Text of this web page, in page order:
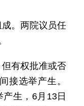
。两院议员任
有权批准或否
接选举产生。
生，6月13日